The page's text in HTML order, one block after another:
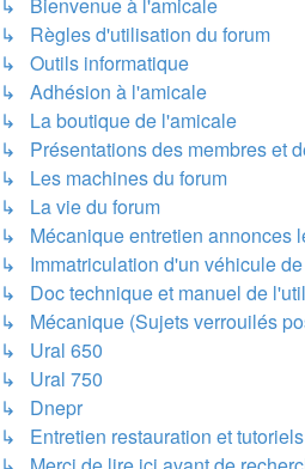
↳ Règles d'utilisation du forum
↳ Outils informatique
↳ Adhésion à l'amicale
↳ La boutique de l'amicale
↳ Présentations des membres et
↳ Les machines du forum
↳ La vie du forum
↳ Mécanique entretien annonces
↳ Immatriculation d'un véhicule
↳ Doc technique et manuel de
↳ Mécanique (Sujets verrouilés
↳ Ural 650
↳ Ural 750
↳ Dnepr
↳ Entretien restauration et tutoriels